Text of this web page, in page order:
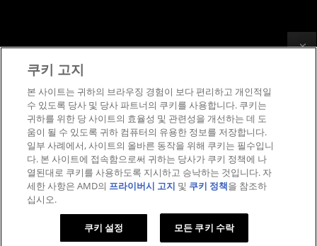
이사위원회
거버넌스 문서
SEC 신고서
상표
공급망 투명성
공정 및 공개 경쟁
영국 세금 전략
쿠키 정책
쿠키 설정
쿠키 고지
본 사이트는 귀하의 브라우징 경험이 보다 편리하고 개인적일
수 있도록 당사 및 당사 파트너의 쿠키를 사용합니다. 쿠키는
귀하를 위한 당 사이트의 효율성 및 관련성을 개선하는 데 도
움이 될 수 있도록 귀하 컴퓨터의 유용한 정보를 저장합니다.
일부 사례에서, 사이트의 올바른 동작을 위해 쿠키는 필수입니
다. 본 사이트에 접속함으로써 귀하는 당사가 쿠키 정책에 나
열된대로 쿠키를 사용하도록 지시하고 승낙하는 것입니다. 자
세한 사항은 AMD의 프라이버시 고지 및 쿠키 정책을 참조하
십시오.
쿠키 설정 모든 쿠키 수락